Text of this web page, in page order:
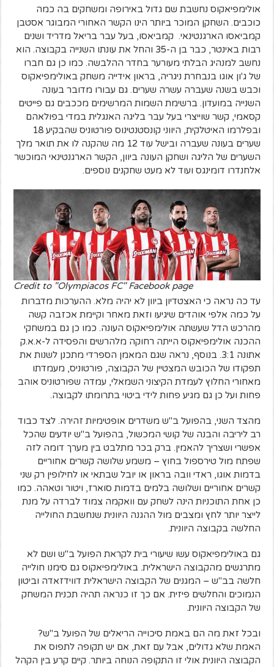
אולימפיאקוס נחשבת שם גדול באירופה ומשחקים בה כמה
כוכבים. השחקן המוכר ביותר הינו הקשר האחורי המבוגר אסטבן
קמביאסו הארגנטינאי. קמביאסו, בעל עבר בריאל מדריד ושנים
רבות באינטר, כבר בן ה-35 והחל את עונתו השנייה בקבוצה. הוא
נחשב למנהיג הבלתי מעורער בחדר ההלבשה. כמו כן גם חברו
של ג'ון אוגו בנבחרת ניגריה, בראון אידייה משחק באולימפיאקוס
וכבש בשנה שעברה עשרה שערים. גם עבורו מדובר בעונה
השנייה במועדון. ברשימת השמות המרשימים מככבים גם פייטים
קסאמי, קשר שוייצרי בעל עבר בליגה האנגלית במדי בפולאהם
ובפלרמו האיטלקית, היווני קונסטנטינוס פורטוניס שהבקיע 18
שערים בעונה שעברה ובישל עוד 12 מה שהקנה לו את תואר מלך
השערים של הליגה ושחקן העונה ביוון, הקשר הארגנטינאי המוכשר
אלחנדרו דומינגס ועוד לא מעט שחקנים נוספים.
Credit to "Olympiacos FC" Facebook page
עד כה נראה כי האצטדיון ביוון לא יהיה מלא. ההערכות מדברות
על כמה אלפי אוהדים שיגיעו וזאת מאחר וקיימת אכזבה קשה
מהרכש הדל שעשתה אולימפיאקוס העונה. כמו כן גם במשחקי
ההכנה אולימפיאקוס הייתה רחוקה מלהרשים והפסידה ל-א.א.ק
אתונה 3:1. בנוסף, נראה שגם המאמן הספרדי מתכנן לשנות את
תפקודו של הכובש המצטיין של הקבוצה, פורטוניס, מעמדתו
מאחורי החלוץ לעמדת הקיצוני השמאלי, עמדה שפורטוניס אוהב
פחות ועל כן גם מגיע פחות לידי ביטוי בתרומתו לקבוצה.
מהצד השני, בהפועל ב"ש משדרים אופטימיות זהירה. לצד כבוד
רב ליריבה והבנה של קושי המכשול, בהפועל ב"ש יודעים שהכל
אפשרי ושצריך להאמין. ברק בכר מתלבט בין מערך דומה לזה
שפתח מול טירספול בחוץ – משמע שלושה קשרים אחוריים
בדמות אוגו, ראדי וובה בראון או יובל שבתאי או לחילופין רק שני
קשרים אחוריים ושלושה בלמים בדמות סוארז, ויטור וטאהה. כמו
כן אחת התוכניות הינה לשחק עם וואקמה צמוד לברדה על מנת
לייצר יותר לחץ ומצבים מול ההגנה היוונית שנחשבת החולייה
החלשה בקבוצה היוונית.
גם באולימפיאקוס עשו שיעורי בית לקראת הפועל ב"ש ושם לא
מתרגשים מהקבוצה הישראלית. באולימפיאקוס גם סימנו חולייה
חלשה בב"ש – המגנים של הקבוצה הישראלית דווידזאדה וביטון
הנמוכים והחלשים פיזית. אם כך זו כנראה תהיה תכנית המשחק
של הקבוצה היוונית.
ובכל זאת מה הם באמת סיכוייה הריאלים של הפועל ב"ש?
האמת שלא גדולים, אבל עם זאת, אם יש תקופה לתפוס את
הקבוצה היוונית אולי זו התקופה הנוחה ביותר. קיים קרע בין הקהל